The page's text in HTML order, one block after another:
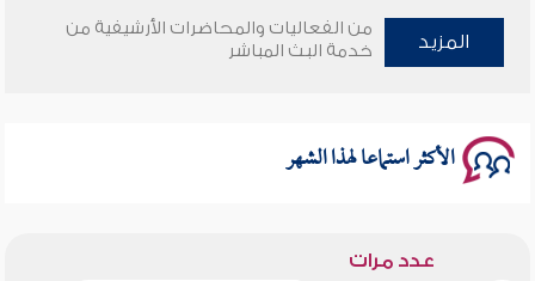
وأمنهم من خوف 9
المزيد
من الفعاليات والمحاضرات الأرشيفية من
خدمة البث المباشر
الأكثر استماعا لهذا الشهر
عدد مرات